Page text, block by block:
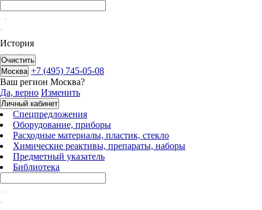
История
Очистить
Москва +7 (495) 745-05-08
Ваш регион Москва?
Да, верно Изменить
Личный кабинет
Спецпредложения
Оборудование, приборы
Расходные материалы, пластик, стекло
Химические реактивы, препараты, наборы
Предметный указатель
Библиотека